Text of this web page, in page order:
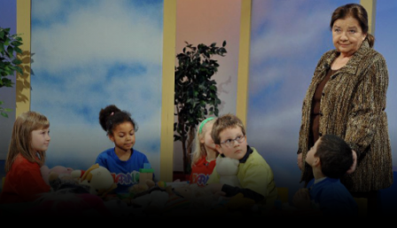
Ziarno